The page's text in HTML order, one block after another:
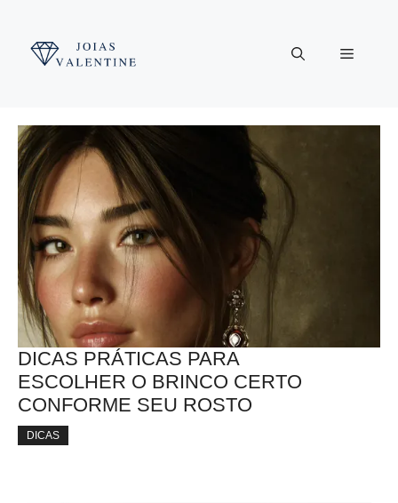
Menu
DICAS PRÁTICAS PARA
ESCOLHER O BRINCO CERTO
CONFORME SEU ROSTO
DICAS